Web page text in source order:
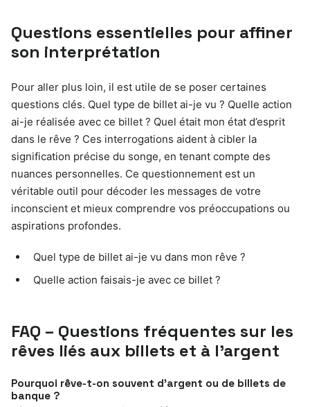
Questions essentielles pour affiner
son interprétation
Pour aller plus loin, il est utile de se poser certaines
questions clés. Quel type de billet ai-je vu ? Quelle action
ai-je réalisée avec ce billet ? Quel était mon état d’esprit
dans le rêve ? Ces interrogations aident à cibler la
signification précise du songe, en tenant compte des
nuances personnelles. Ce questionnement est un
véritable outil pour décoder les messages de votre
inconscient et mieux comprendre vos préoccupations ou
aspirations profondes.
Quel type de billet ai-je vu dans mon rêve ?
Quelle action faisais-je avec ce billet ?
FAQ – Questions fréquentes sur les
rêves liés aux billets et à l’argent
Pourquoi rêve-t-on souvent d’argent ou de billets de
banque ?